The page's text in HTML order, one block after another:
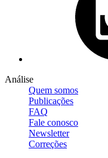
Análise
Quem somos
Publicações
FAQ
Fale conosco
Newsletter
Correções